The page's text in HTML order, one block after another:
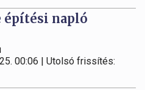
építési napló
00:06 | Utolsó frissítés: